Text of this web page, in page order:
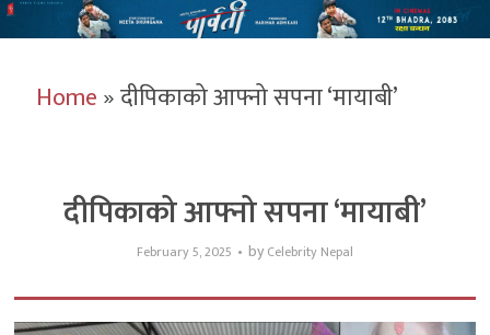
Home»दीपिकाको आफ्नो सपना ‘मायाबी’
दीपिकाको आफ्नो सपना ‘मायाबी’
February 5, 2025 by Celebrity Nepal